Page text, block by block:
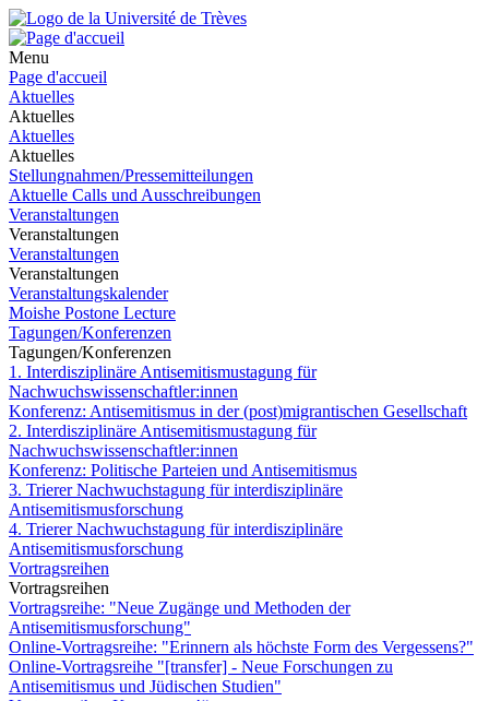
Menu
Page d'accueil
Aktuelles
Aktuelles
Aktuelles
Aktuelles
Stellungnahmen/Pressemitteilungen
Aktuelle Calls und Ausschreibungen
Veranstaltungen
Veranstaltungen
Veranstaltungen
Veranstaltungen
Veranstaltungskalender
Moishe Postone Lecture
Tagungen/Konferenzen
Tagungen/Konferenzen
1. Interdisziplinäre Antisemitismustagung für
Nachwuchswissenschaftler:innen
Konferenz: Antisemitismus in der (post)migrantischen Gesellschaft
2. Interdisziplinäre Antisemitismustagung für
Nachwuchswissenschaftler:innen
Konferenz: Politische Parteien und Antisemitismus
3. Trierer Nachwuchstagung für interdisziplinäre
Antisemitismusforschung
4. Trierer Nachwuchstagung für interdisziplinäre
Antisemitismusforschung
Vortragsreihen
Vortragsreihen
Vortragsreihe: "Neue Zugänge und Methoden der
Antisemitismusforschung"
Online-Vortragsreihe: "Erinnern als höchste Form des Vergessens?"
Online-Vortragsreihe "[transfer] - Neue Forschungen zu
Antisemitismus und Jüdischen Studien"